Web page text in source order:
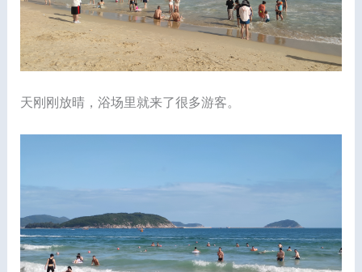
天刚刚放晴，浴场里就来了很多游客。